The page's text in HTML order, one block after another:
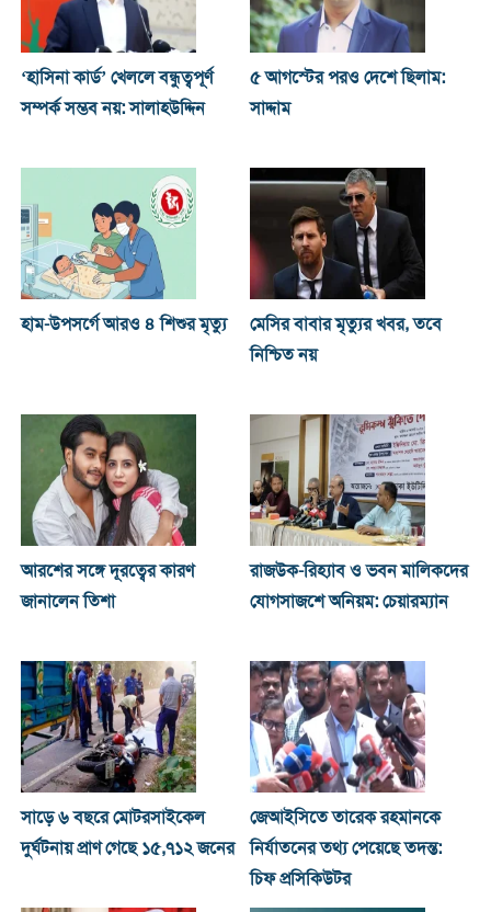
‘হাসিনা কার্ড’ খেললে বন্ধুত্বপূর্ণ
সম্পর্ক সম্ভব নয়: সালাহউদ্দিন
৫ আগস্টের পরও দেশে ছিলাম:
সাদ্দাম
হাম-উপসর্গে আরও ৪ শিশুর মৃত্যু
মেসির বাবার মৃত্যুর খবর, তবে
নিশ্চিত নয়
আরশের সঙ্গে দূরত্বের কারণ
জানালেন তিশা
রাজউক-রিহ্যাব ও ভবন মালিকদের
যোগসাজশে অনিয়ম: চেয়ারম্যান
সাড়ে ৬ বছরে মোটরসাইকেল
দুর্ঘটনায় প্রাণ গেছে ১৫,৭১২ জনের
জেআইসিতে তারেক রহমানকে
নির্যাতনের তথ্য পেয়েছে তদন্ত:
চিফ প্রসিকিউটর